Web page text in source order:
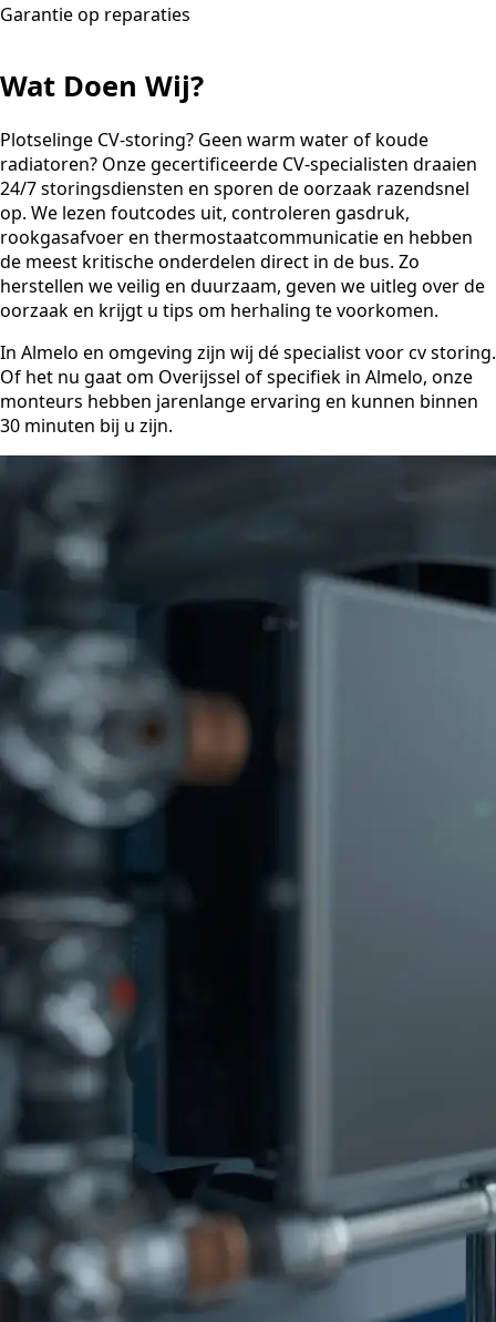
Garantie op reparaties
Wat Doen Wij?
Plotselinge CV-storing? Geen warm water of koude
radiatoren? Onze gecertificeerde CV-specialisten draaien
24/7 storingsdiensten en sporen de oorzaak razendsnel
op. We lezen foutcodes uit, controleren gasdruk,
rookgasafvoer en thermostaatcommunicatie en hebben
de meest kritische onderdelen direct in de bus. Zo
herstellen we veilig en duurzaam, geven we uitleg over de
oorzaak en krijgt u tips om herhaling te voorkomen.
In Almelo en omgeving zijn wij dé specialist voor cv storing.
Of het nu gaat om Overijssel of specifiek in Almelo, onze
monteurs hebben jarenlange ervaring en kunnen binnen
30 minuten bij u zijn.